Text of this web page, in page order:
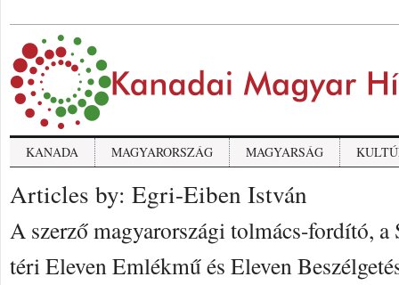
KANADA MAGYARORSZÁG MAGYARSÁG
Articles by: Egri-Eiben István
A szerző magyarországi tolmács-fordító, a
téri Eleven Emlékmű és Eleven